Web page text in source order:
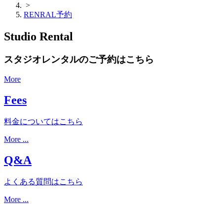
>
RENRAL予約
Studio Rental
スタジオレンタルのご予約はこちら
More
Fees
料金についてはこちら
More ...
Q&A
よくある質問はこちら
More ...